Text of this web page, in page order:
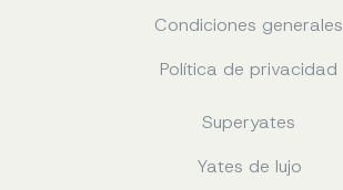
Condiciones generales
Política de privacidad
Superyates
Yates de lujo